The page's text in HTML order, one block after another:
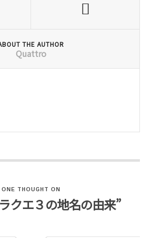
THE AUTHOR
Quattro
ONE THOUGHT ON
クエ３の地名の由来”